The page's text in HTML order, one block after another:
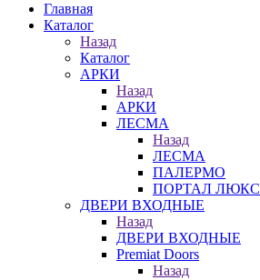
Главная
Каталог
Назад
Каталог
АРКИ
Назад
АРКИ
ЛЕСМА
Назад
ЛЕСМА
ПАЛЕРМО
ПОРТАЛ ЛЮКС
ДВЕРИ ВХОДНЫЕ
Назад
ДВЕРИ ВХОДНЫЕ
Premiat Doors
Назад